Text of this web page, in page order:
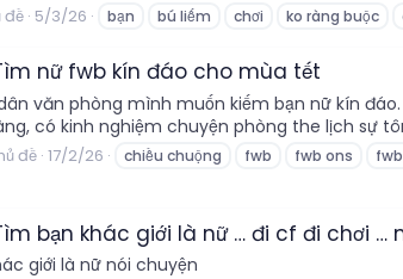
đề 5/3/26 bạn bú liếm chơi ko ràng buộc
nữ fwb kín đáo cho mùa tết
văn phòng mình muốn kiếm bạn nữ kín
có kinh nghiệm chuyện phòng the lịch sự
đề 17/2/26 chiều chuộng fwb fwb ons
bạn khác giới là nữ … đi cf đi chơi
giới là nữ nói chuyện